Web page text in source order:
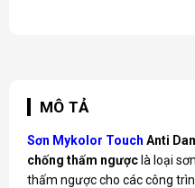
MÔ TẢ
Sơn Mykolor Touch Anti
chống thấm ngược là loại
thấm ngược cho các công